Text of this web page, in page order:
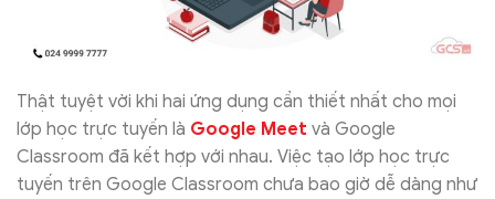
Thật tuyệt vời khi hai ứng dụng cần thiết nhất cho mọi
lớp học trực tuyến là Google Meet và Google
Classroom đã kết hợp với nhau. Việc tạo lớp học trực
tuyến trên Google Classroom chưa bao giờ dễ dàng như